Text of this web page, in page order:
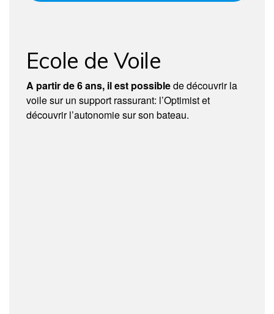
Ecole de Voile
A partir de 6 ans, il est possiblede découvrir la
voile sur un support rassurant: l’Optimist et
découvrir l’autonomie sur son bateau.